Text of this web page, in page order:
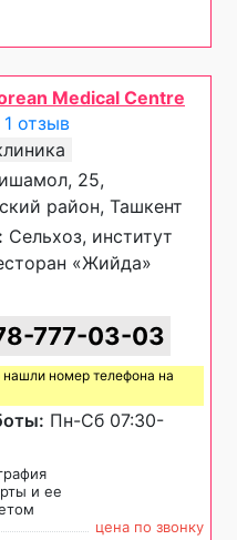
Medical Centre
1 отзыв
25,
район, Ташкент
Сельхоз, институт
«Жийда»
777-03-03
нашли номер телефона на
Пн-Сб 07:30-
и ее
цена по звонку